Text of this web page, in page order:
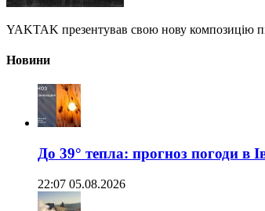
YAKTAK презентував свою нову композицію
Новини
До 39° тепла: прогноз погоди в
22:07 05.08.2026